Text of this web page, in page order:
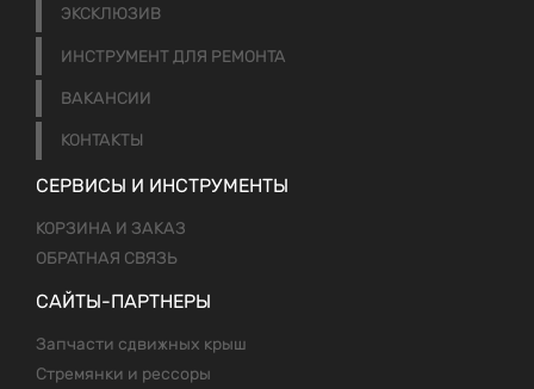
ЭКСКЛЮЗИВ
ИНСТРУМЕНТ ДЛЯ РЕМОНТА
ВАКАНСИИ
КОНТАКТЫ
СЕРВИСЫ И ИНСТРУМЕНТЫ
КОРЗИНА И ЗАКАЗ
ОБРАТНАЯ СВЯЗЬ
САЙТЫ-ПАРТНЕРЫ
Запчасти сдвижных крыш
Стремянки и рессоры